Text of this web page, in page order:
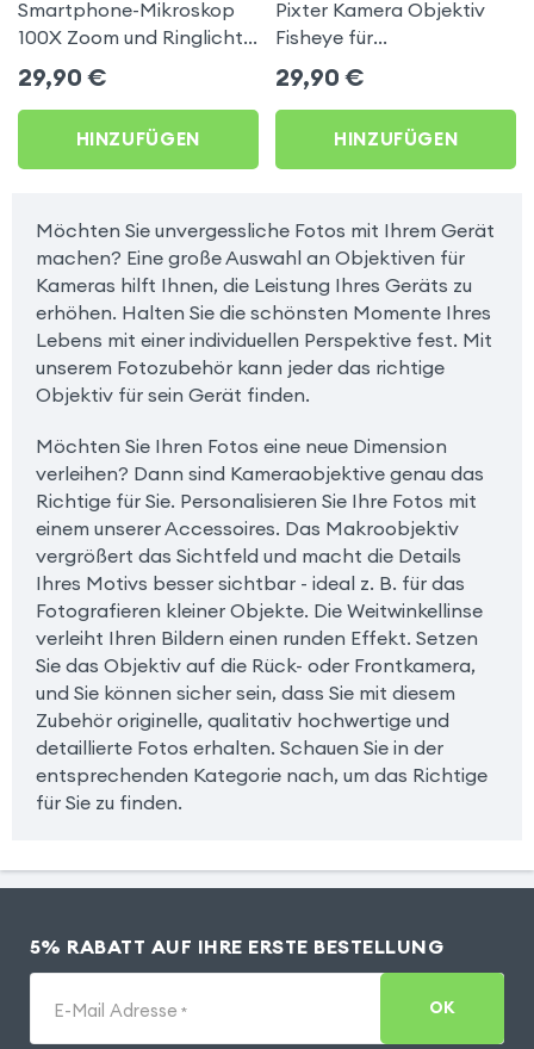
Smartphone-Mikroskop
100X Zoom und Ringlicht
mit Schiebedeckel,
30mAh - Schwarz
29,90 €
HINZUFÜGEN
Pixter Kamera Objektiv
Fisheye für
Smartphones/Tablets –
Schwarz
29,90 €
HINZUFÜGEN
Möchten Sie unvergessliche Fotos mit Ihrem Gerät
machen? Eine große Auswahl an Objektiven für
Kameras hilft Ihnen, die Leistung Ihres Geräts zu
erhöhen. Halten Sie die schönsten Momente Ihres
Lebens mit einer individuellen Perspektive fest. Mit
unserem Fotozubehör kann jeder das richtige
Objektiv für sein Gerät finden.
Möchten Sie Ihren Fotos eine neue Dimension
verleihen? Dann sind Kameraobjektive genau das
Richtige für Sie. Personalisieren Sie Ihre Fotos mit
einem unserer Accessoires. Das Makroobjektiv
vergrößert das Sichtfeld und macht die Details
Ihres Motivs besser sichtbar - ideal z. B. für das
Fotografieren kleiner Objekte. Die Weitwinkellinse
verleiht Ihren Bildern einen runden Effekt. Setzen
Sie das Objektiv auf die Rück- oder Frontkamera,
und Sie können sicher sein, dass Sie mit diesem
Zubehör originelle, qualitativ hochwertige und
detaillierte Fotos erhalten. Schauen Sie in der
entsprechenden Kategorie nach, um das Richtige
für Sie zu finden.
5% RABATT AUF IHRE ERSTE BESTELLUNG
E-Mail Adresse * OK